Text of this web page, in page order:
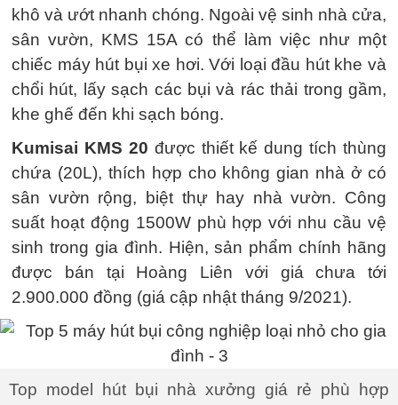
khô và ướt nhanh chóng. Ngoài vệ sinh nhà cửa,
sân vườn, KMS 15A có thể làm việc như một
chiếc máy hút bụi xe hơi. Với loại đầu hút khe và
chổi hút, lấy sạch các bụi và rác thải trong gầm,
khe ghế đến khi sạch bóng.
Kumisai KMS 20 được thiết kế dung tích thùng
chứa (20L), thích hợp cho không gian nhà ở có
sân vườn rộng, biệt thự hay nhà vườn. Công
suất hoạt động 1500W phù hợp với nhu cầu vệ
sinh trong gia đình. Hiện, sản phẩm chính hãng
được bán tại Hoàng Liên với giá chưa tới
2.900.000 đồng (giá cập nhật tháng 9/2021).
Top model hút bụi nhà xưởng giá rẻ phù hợp